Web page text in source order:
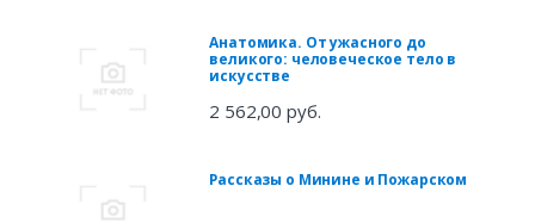
Анатомика. От ужасного до
великого: человеческое тело в
искусстве
2 562,00 руб.
Рассказы о Минине и Пожарском